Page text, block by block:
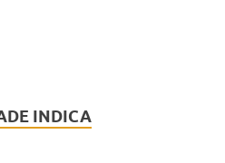
INDICA